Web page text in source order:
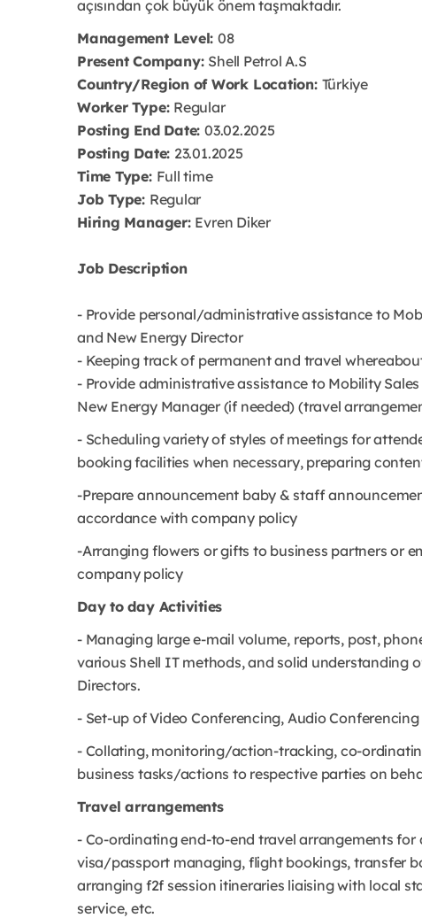
açısından çok büyük önem taşmaktadır.
Management Level: 08
Present Company: Shell Petrol A.S
Country/Region of Work Location: Türkiye
Worker Type: Regular
Posting End Date: 03.02.2025
Posting Date: 23.01.2025
Time Type: Full time
Job Type: Regular
Hiring Manager: Evren Diker
Job Description
- Provide personal/administrative assistance to
and New Energy Director
- Keeping track of permanent and travel
- Provide administrative assistance to Mobility
New Energy Manager (if needed) (travel
- Scheduling variety of styles of meetings for
booking facilities when necessary, preparing
-Prepare announcement baby & staff
accordance with company policy
-Arranging flowers or gifts to business partners or
company policy
Day to day Activities
- Managing large e-mail volume, reports, post,
various Shell IT methods, and solid understanding
Directors.
- Set-up of Video Conferencing, Audio
- Collating, monitoring/action-tracking, co-
business tasks/actions to respective parties on
Travel arrangements
- Co-ordinating end-to-end travel arrangements for
visa/passport managing, flight bookings, transfer
arranging f2f session itineraries liaising with local
service, etc.